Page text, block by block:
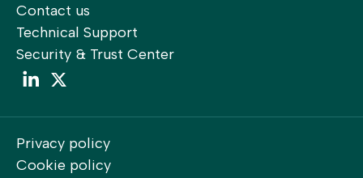
Contact us
Technical Support
Security & Trust Center
LinkedIn
Privacy policy
Cookie policy